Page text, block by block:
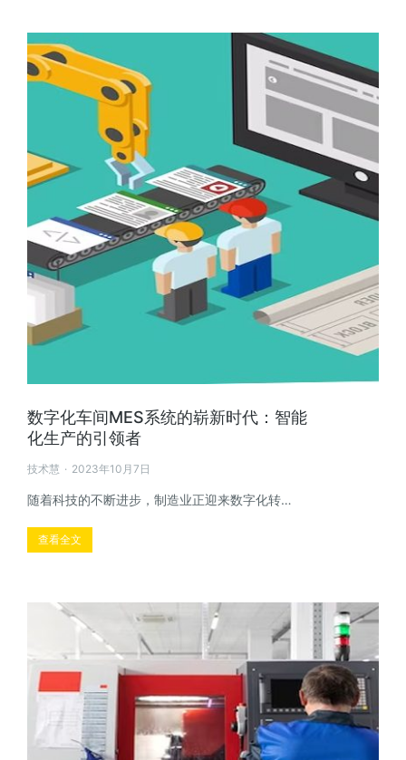
数字化车间MES系统的崭新时代：智能
化生产的引领者
技术慧 2023年10月7日
随着科技的不断进步，制造业正迎来数字化转…
查看全文